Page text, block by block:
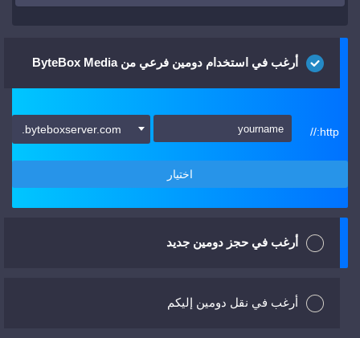
أرغب في استخدام دومين فرعي من ByteBox Media
http://
.byteboxserver.com
اختيار
أرغب في حجز دومين جديد
أرغب في نقل دومين إليكم